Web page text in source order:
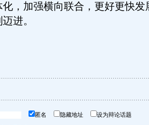
，加强横向联合，更好更快发
进。
匿名 隐藏地址 设为辩论话题